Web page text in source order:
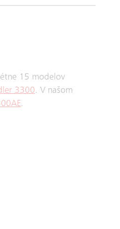
15 modelov
3300. V našom
.